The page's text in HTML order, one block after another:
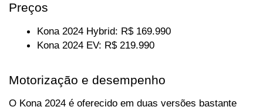
Preços
Kona 2024 Hybrid: R$ 169.990
Kona 2024 EV: R$ 219.990
Motorização e desempenho
O Kona 2024 é oferecido em duas versões bastante